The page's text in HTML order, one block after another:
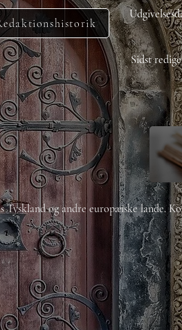
Sidst
og andre europæiske lande.